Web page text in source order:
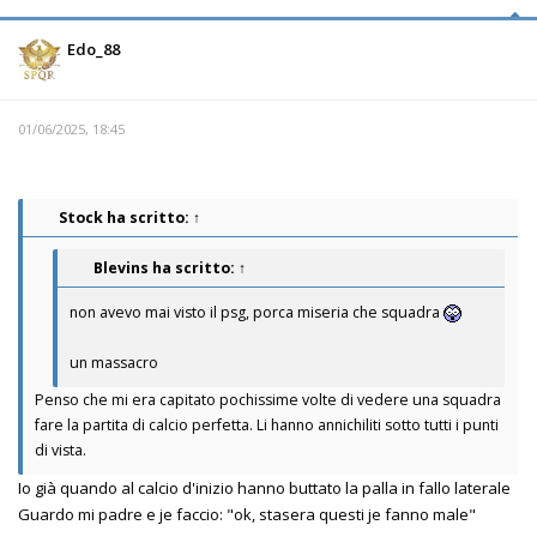
Edo_88
01/06/2025, 18:45
Stock ha scritto: ↑
Blevins ha scritto: ↑
non avevo mai visto il psg, porca miseria che squadra
un massacro
Penso che mi era capitato pochissime volte di vedere una squadra
fare la partita di calcio perfetta. Li hanno annichiliti sotto tutti i punti
di vista.
Io già quando al calcio d'inizio hanno buttato la palla in fallo laterale
Guardo mi padre e je faccio: "ok, stasera questi je fanno male"